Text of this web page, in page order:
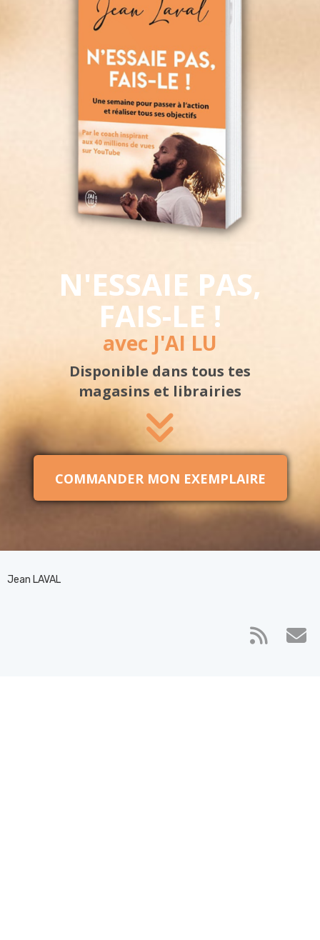
N'ESSAIE PAS,
FAIS-LE !
avec J'AI LU
Disponible dans tous tes
magasins et librairies
COMMANDER MON EXEMPLAIRE
Jean LAVAL